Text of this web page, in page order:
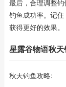
最后，合理调整
钓鱼成功率。记
获得更好的效果。
星露谷物语秋天
秋天钓鱼攻略: